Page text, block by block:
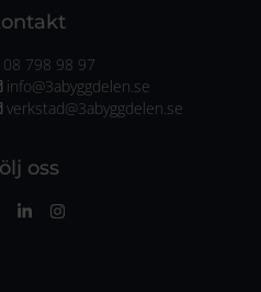
08 798 98 97
info@3abyggdelen.se
verkstad@3abyggdelen.se
oss